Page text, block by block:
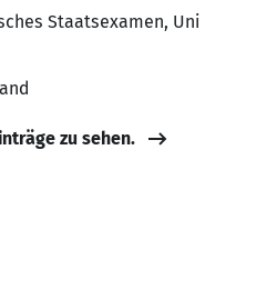
Staatsexamen, Uni
zu sehen.